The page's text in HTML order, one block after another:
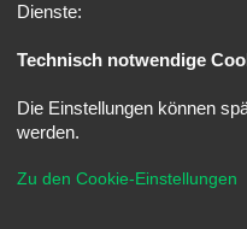
Dienste:
Technisch notwendige
Die Einstellungen können
werden.
Zu den Cookie-Einstellungen